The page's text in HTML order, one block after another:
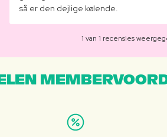
så er den dejlige kølende.
1 van 1 recensies